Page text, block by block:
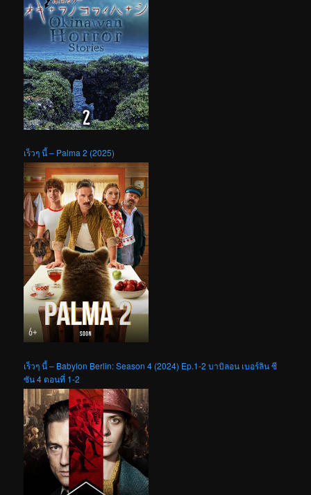
เร็วๆ นี้ – Palma 2 (2025)
เร็วๆ นี้ – Babylon Berlin: Season 4 (2024) Ep.1-2 บาบิลอน เบอร์ลิน ซี
ซัน 4 ตอนที่ 1-2